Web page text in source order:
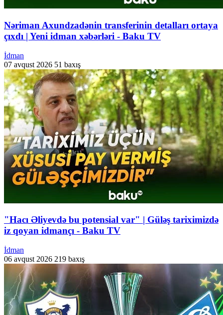
Nəriman Axundzadənin transferinin detalları ortaya
çıxdı | Yeni idman xəbərləri - Baku TV
İdman
07 avqust 2026 51 baxış
"Hacı Əliyevdə bu potensial var" | Güləş tariximizdə
iz qoyan idmançı - Baku TV
İdman
06 avqust 2026 219 baxış